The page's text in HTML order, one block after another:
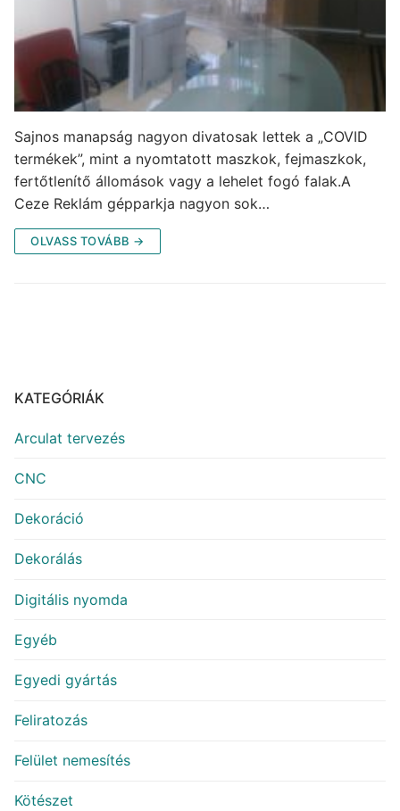
Sajnos manapság nagyon divatosak lettek a „COVID
termékek”, mint a nyomtatott maszkok, fejmaszkok,
fertőtlenítő állomások vagy a lehelet fogó falak.A
Ceze Reklám gépparkja nagyon sok…
OLVASS TOVÁBB →
KATEGÓRIÁK
Arculat tervezés
CNC
Dekoráció
Dekorálás
Digitális nyomda
Egyéb
Egyedi gyártás
Feliratozás
Felület nemesítés
Kötészet